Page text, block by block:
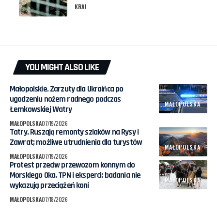
KRAJ
YOU MIGHT ALSO LIKE
MAŁOPOLSKA
Małopolskie. Zarzuty dla Ukraińca po
ugodzeniu nożem radnego podczas
Łemkowskiej Watry
MAŁOPOLSKA07/19/2026
MAŁOPOLSKA
Tatry. Ruszają remonty szlaków na Rysy i
Zawrat; możliwe utrudnienia dla turystów
MAŁOPOLSKA07/19/2026
MAŁOPOLSKA
Protest przeciw przewozom konnym do
Morskiego Oka. TPN i eksperci: badania nie
wykazują przeciążeń koni
MAŁOPOLSKA07/18/2026